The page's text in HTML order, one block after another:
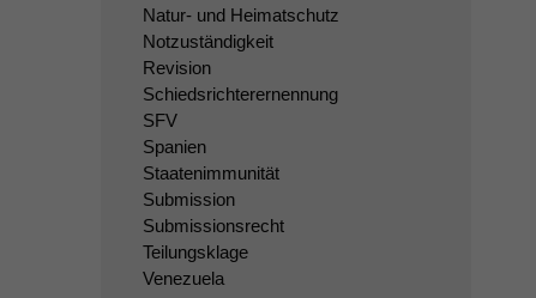
Natur- und Heimatschutz
Notzuständigkeit
Revision
Schiedsrichterernennung
SFV
Spanien
Staatenimmunität
Submission
Submissionsrecht
Teilungsklage
Venezuela